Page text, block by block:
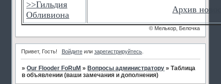
>>Гильдия
Обливиона
Архив
© Мелькор, Белочка
Привет, Гость! Войдитеили зарегистрируйтесь.
»Our Flooder FoRuM »Вопросы администратору »Таблица
в объявлении (ваши замечания и дополнения)